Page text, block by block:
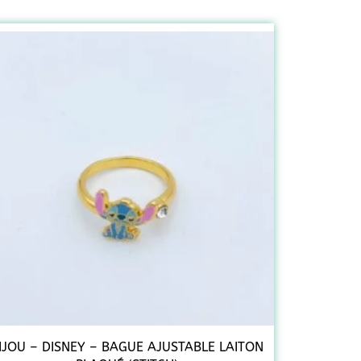
– DISNEY – BAGUE AJUSTABLE LAITON